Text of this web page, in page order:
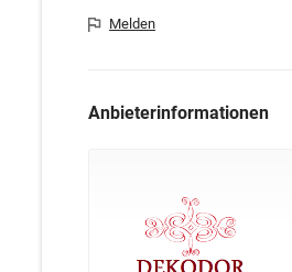
Melden
Anbieterinformationen